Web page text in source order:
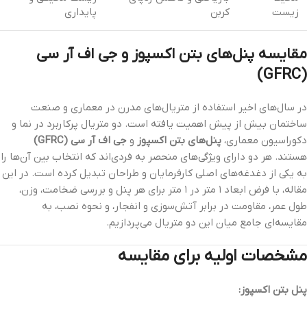
زیست
کربن
پایداری
مقایسه پنل‌های بتن اکسپوز و جی اف آر سی
(GFRC)
در سال‌های اخیر استفاده از متریال‌های مدرن در معماری و صنعت
ساختمان بیش از پیش اهمیت یافته است. دو متریال پرکاربرد در نما و
دکوراسیون معماری، پنل‌های بتن اکسپوز و جی اف آر سی (GFRC)
هستند. هر دو دارای ویژگی‌های منحصر به فردی‌اند که انتخاب بین آن‌ها را
به یکی از دغدغه‌های اصلی کارفرمایان و طراحان تبدیل کرده است. در این
مقاله، با فرض ابعاد ۱ متر در ۱ متر برای هر پنل و بررسی ضخامت، وزن،
طول عمر، مقاومت در برابر آتش‌سوزی و انفجار، و نحوه نصب، به
مقایسه‌ای جامع میان این دو متریال می‌پردازیم.
مشخصات اولیه برای مقایسه
پنل بتن اکسپوز: